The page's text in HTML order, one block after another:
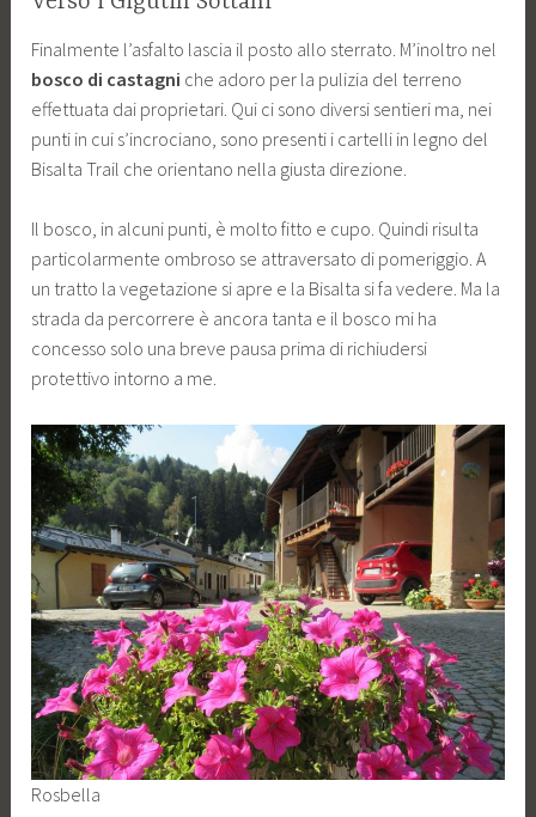
Finalmente l’asfalto lascia il posto allo sterrato. M’inoltro nel
bosco di castagni che adoro per la pulizia del terreno
effettuata dai proprietari. Qui ci sono diversi sentieri ma, nei
punti in cui s’incrociano, sono presenti i cartelli in legno del
Bisalta Trail che orientano nella giusta direzione.
Il bosco, in alcuni punti, è molto fitto e cupo. Quindi risulta
particolarmente ombroso se attraversato di pomeriggio. A
un tratto la vegetazione si apre e la Bisalta si fa vedere. Ma la
strada da percorrere è ancora tanta e il bosco mi ha
concesso solo una breve pausa prima di richiudersi
protettivo intorno a me.
Rosbella